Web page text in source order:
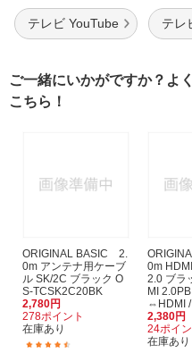
テレビ YouTube テレ
ご一緒にいかがですか？よ
こちら！
ORIGINAL BASIC 2.
0m アンテナ用ケーブ
ル SK/2C ブラック O
S-TCSK2C20BK
2,780円
278ポイント
在庫あり
0m
2.0 ブラ
MI
⇔HDMI /
2,380円
24ポイン
在庫あり